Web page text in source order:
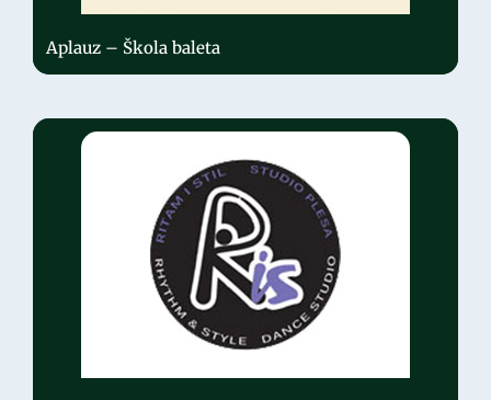
Aplauz – Škola baleta